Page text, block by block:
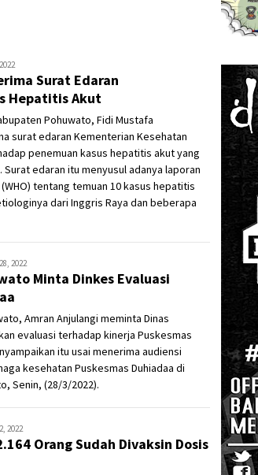
Surat Edaran
Hepatitis Akut
Pohuwato, Fidi Mustafa
surat edaran Kementerian Kesehatan
penemuan kasus hepatitis akut yang
edaran itu menyusul adanya laporan
tentang temuan 10 kasus hepatitis
dari Inggris Raya dan beberapa
2022
Minta Dinkes Evaluasi
Amran Anjulangi meminta Dinas
evaluasi terhadap kinerja Puskesmas
itu usai menerima audiensi
kesehatan Puskesmas Duhiadaa di
Senin, (28/3/2022).
2022
Orang Sudah Divaksin Dosis